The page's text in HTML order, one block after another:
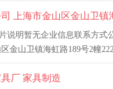
上海市金山区金山卫镇
说明暂无企业信息联系方式
金山卫镇海虹路189号2幢
厂 家具制造